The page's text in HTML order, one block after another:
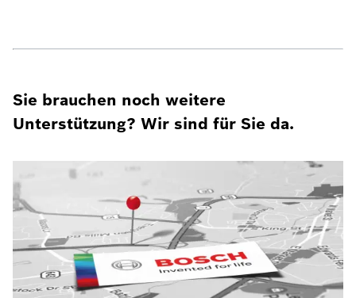
Sie brauchen noch weitere
Unterstützung? Wir sind für Sie da.